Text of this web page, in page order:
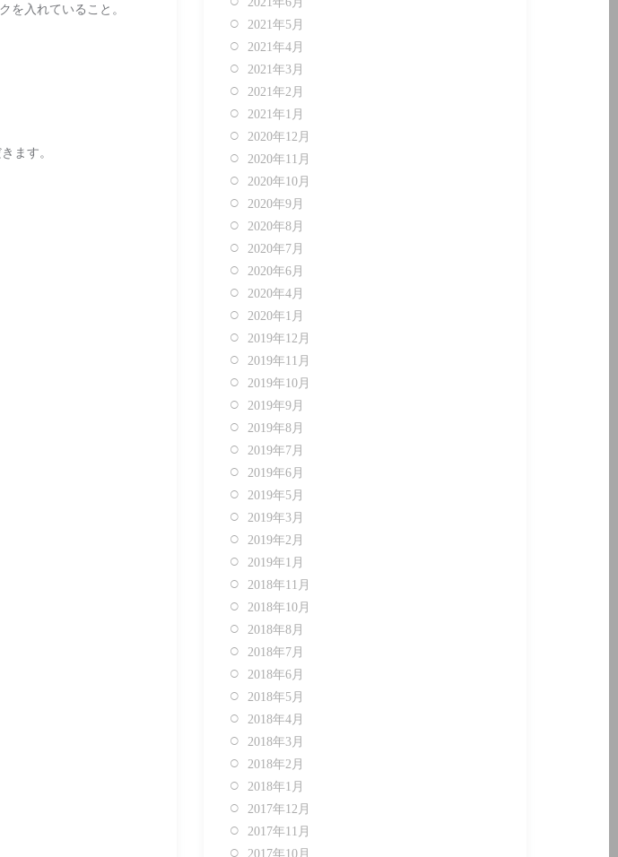
を入れていること。
ます。
2021年5月
2021年4月
2021年3月
2021年2月
2021年1月
2020年12月
2020年11月
2020年10月
2020年9月
2020年8月
2020年7月
2020年6月
2020年4月
2020年1月
2019年12月
2019年11月
2019年10月
2019年9月
2019年8月
2019年7月
2019年6月
2019年5月
2019年3月
2019年2月
2019年1月
2018年11月
2018年10月
2018年8月
2018年7月
2018年6月
2018年5月
2018年4月
2018年3月
2018年2月
2018年1月
2017年12月
2017年11月
2017年10月